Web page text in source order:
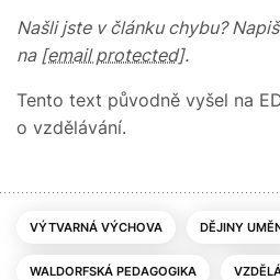
Našli jste v článku chybu?
na [email protected].
Tento text původně vyšel na
o vzdělávání.
VÝTVARNÁ VÝCHOVA DĚJINY
WALDORFSKÁ PEDAGOGIKA